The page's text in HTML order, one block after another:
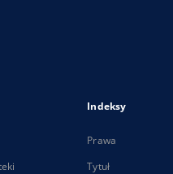
Indeksy
Prawa
Tytuł